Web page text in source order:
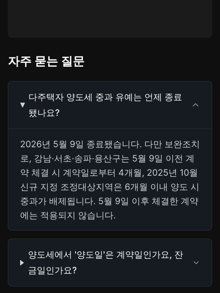
자주 묻는 질문
다주택자 양도세 중과 유예는 언제 종료
됐나요?
2026년 5월 9일 종료됐습니다. 다만 보완조치
로, 강남·서초·송파·용산구는 5월 9일 이전 계
약 체결 시 계약일로부터 4개월, 2025년 10월
신규 지정 조정대상지역은 6개월 이내 양도 시
중과가 배제됩니다. 5월 9일 이후 체결한 계약
에는 적용되지 않습니다.
양도세에서 '양도일'은 계약일인가요, 잔
금일인가요?